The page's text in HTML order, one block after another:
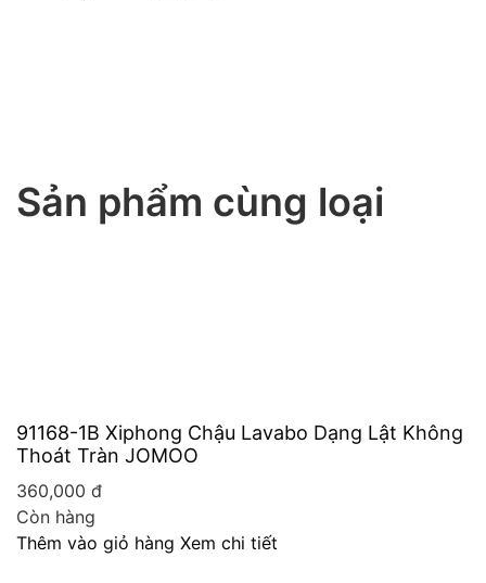
Sản phẩm cùng loại
91168-1B Xiphong Chậu Lavabo Dạng Lật Không
Thoát Tràn JOMOO
360,000 đ
Còn hàng
Thêm vào giỏ hàng Xem chi tiết